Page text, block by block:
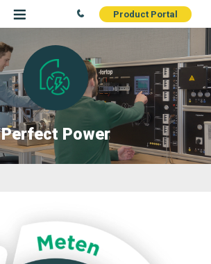
Product Portal
Perfect Power